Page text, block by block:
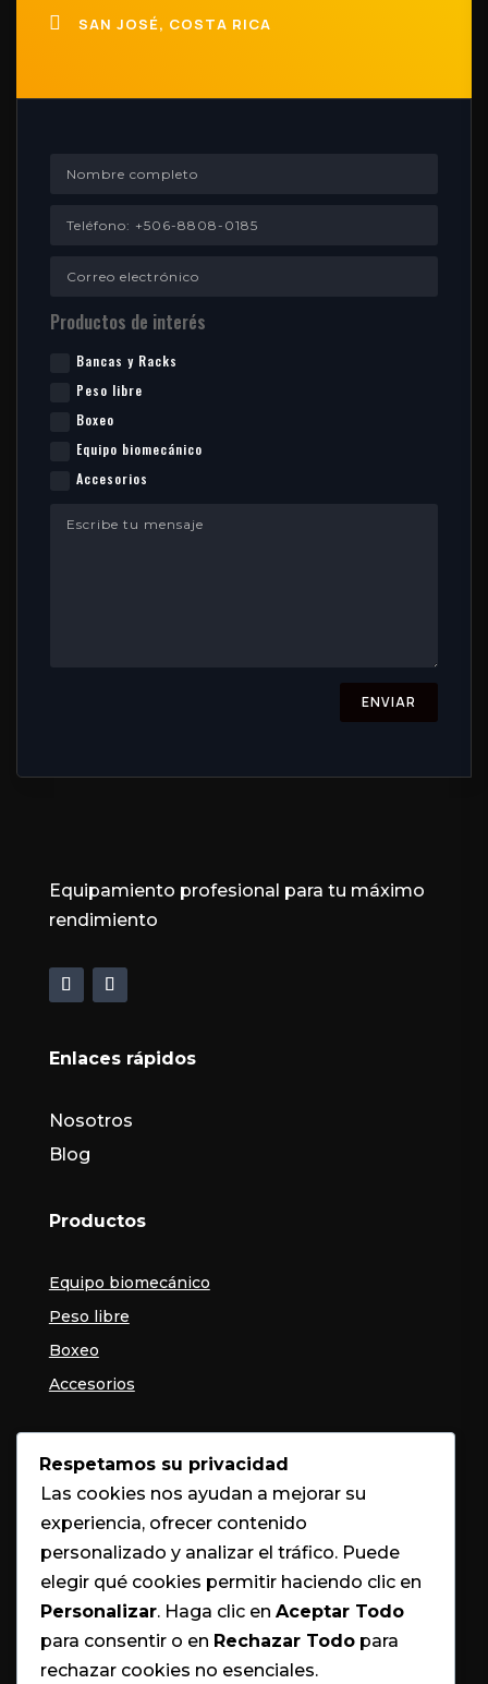
 SAN JOSÉ, COSTA RICA
Productos de interés
Bancas y Racks
Peso libre
Boxeo
Equipo biomecánico
Accesorios
ENVIAR
Equipamiento profesional para tu máximo
rendimiento
Enlaces rápidos
Nosotros
Blog
Productos
Equipo biomecánico
Peso libre
Boxeo
Accesorios
SAN JOSÉ
 +506 6116-0509
 INFO@BOXYFITNESS.COM
Respetamos su privacidad
Las cookies nos ayudan a mejorar su
experiencia, ofrecer contenido
personalizado y analizar el tráfico. Puede
elegir qué cookies permitir haciendo clic en
Personalizar. Haga clic en Aceptar Todo
para consentir o en Rechazar Todo para
rechazar cookies no esenciales.